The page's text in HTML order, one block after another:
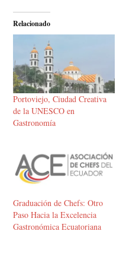
Relacionado
Portoviejo, Ciudad Creativa
de la UNESCO en
Gastronomía
Graduación de Chefs: Otro
Paso Hacia la Excelencia
Gastronómica Ecuatoriana